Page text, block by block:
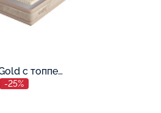
Матрас Dolce Vita Gold с топпером Memory 42
-25%